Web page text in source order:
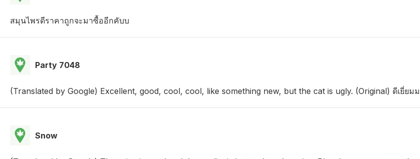
สมุนไพรดีราคาถูกจะมาซื้ออีกคับบ
Party 7048
(Translated by Google) Excellent, good, cool, cool, like something new, but the cat is ugly. (Original) ดีเยี่ยม
Snow